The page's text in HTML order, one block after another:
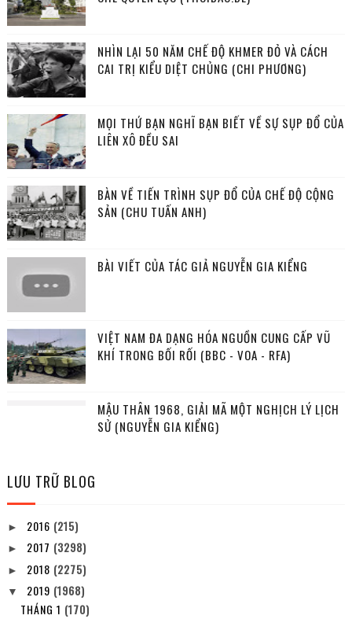
NHÌN LẠI 50 NĂM CHẾ ĐỘ KHMER ĐỎ VÀ CÁCH
CAI TRỊ KIỂU DIỆT CHỦNG (CHI PHƯƠNG)
MỌI THỨ BẠN NGHĨ BẠN BIẾT VỀ SỰ SỤP ĐỔ CỦA
LIÊN XÔ ĐỀU SAI
BÀN VỀ TIẾN TRÌNH SỤP ĐỔ CỦA CHẾ ĐỘ CỘNG
SẢN (CHU TUẤN ANH)
BÀI VIẾT CỦA TÁC GIẢ NGUYỄN GIA KIỂNG
VIỆT NAM ĐA DẠNG HÓA NGUỒN CUNG CẤP VŨ
KHÍ TRONG BỐI RỐI (BBC - VOA - RFA)
MẬU THÂN 1968, GIẢI MÃ MỘT NGHỊCH LÝ LỊCH
SỬ (NGUYỄN GIA KIỂNG)
LƯU TRỮ BLOG
► 2016 (215)
► 2017 (3298)
► 2018 (2275)
▼ 2019 (1968)
THÁNG 1 (170)